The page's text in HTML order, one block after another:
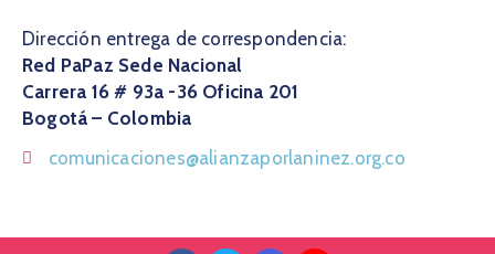
Dirección entrega de correspondencia:
Red PaPaz Sede Nacional
Carrera 16 # 93a -36 Oficina 201
Bogotá – Colombia
comunicaciones@alianzaporlaninez.org.co